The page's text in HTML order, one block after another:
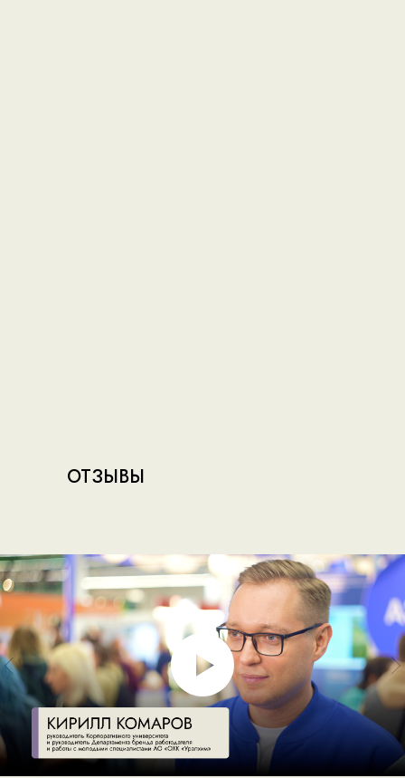
ОТЗЫВЫ